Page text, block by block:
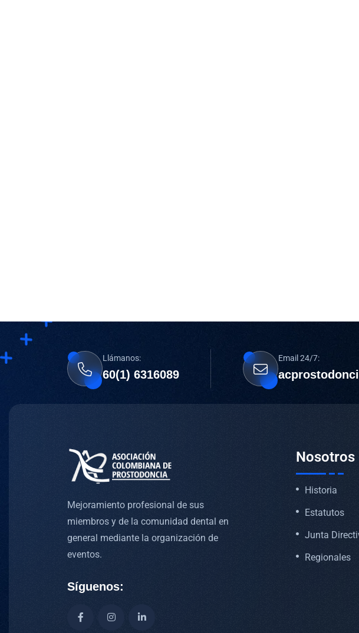
Llámanos:
60(1) 6316089
Email 24/7:
Mejoramiento profesional de sus
miembros y de la comunidad dental en
general mediante la organización de
eventos.
Síguenos:
Nosotros
Historia
Estatutos
Junta
Regionales